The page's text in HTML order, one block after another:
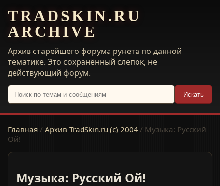
TRADSKIN.RU
ARCHIVE
Архив старейшего форума рунета по данной
тематике. Это сохранённый слепок, не
действующий форум.
Искать
Главная / Архив TradSkin.ru (с) 2004 / Музыка: Русский
Ой!
Музыка: Русский Ой!